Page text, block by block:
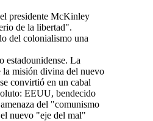
presidente McKinley
de la libertad".
del colonialismo una
estadounidense. La
la misión divina del nuevo
convirtió en un cabal
EEUU, bendecido
del "comunismo
nuevo "eje del mal"